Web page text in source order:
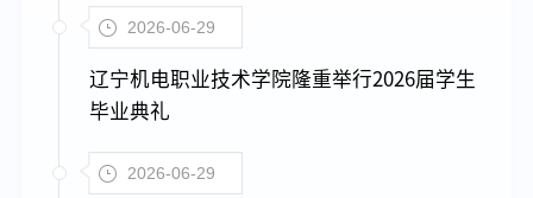
2026-06-29
辽宁机电职业技术学院隆重举行2026届学生
毕业典礼
2026-06-29